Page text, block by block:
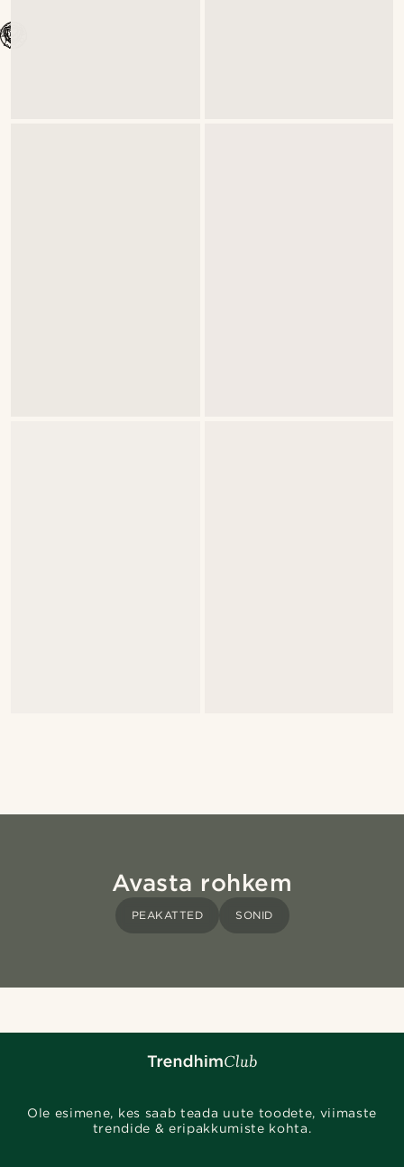
Avasta rohkem
PEAKATTED SONID
Ole esimene, kes saab teada uute toodete, viimaste
trendide & eripakkumiste kohta.